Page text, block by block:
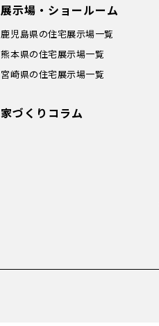
展示場・ショールーム
鹿児島県の住宅展示場一覧
熊本県の住宅展示場一覧
宮崎県の住宅展示場一覧
家づくりコラム